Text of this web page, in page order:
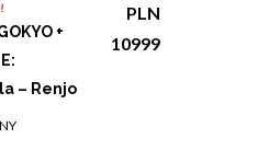
+
– Renjo
PLN
10999